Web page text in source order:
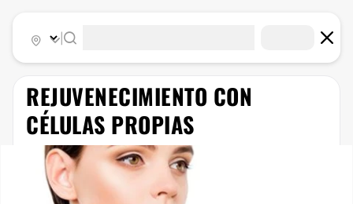
REJUVENECIMIENTO CON
CÉLULAS PROPIAS